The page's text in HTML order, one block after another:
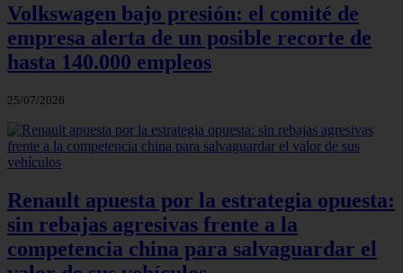
Volkswagen bajo presión: el comité de
empresa alerta de un posible recorte de
hasta 140.000 empleos
25/07/2026
Renault apuesta por la estrategia opuesta:
sin rebajas agresivas frente a la
competencia china para salvaguardar el